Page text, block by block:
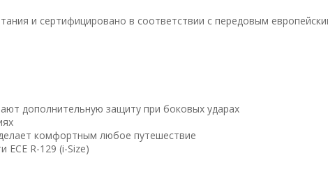
и сертифицировано в соответствии с передовым
дополнительную защиту при боковых ударах
комфортным любое путешествие
ECE R-129 (i-Size)